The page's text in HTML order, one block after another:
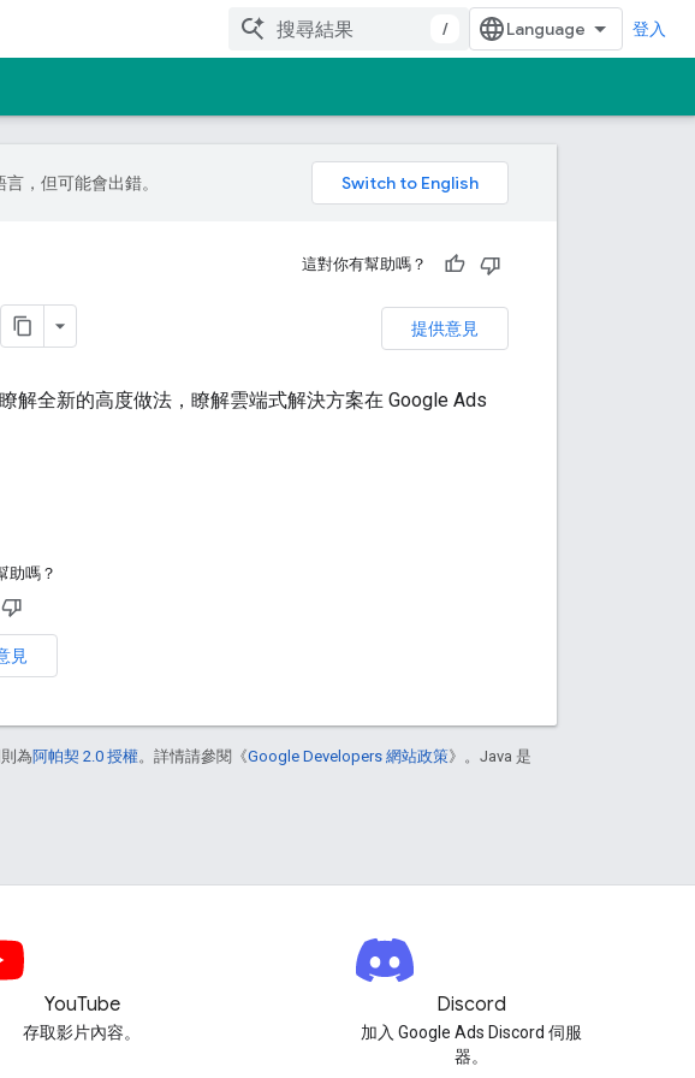
/ 登入
，但可能會出錯。
這對你有幫助嗎？
提供意見
解全新的高度做法，瞭解雲端式解決方案在 Google Ads
助嗎？
見
為阿帕契 2.0 授權。詳情請參閱《Google Developers 網站政策》。Java 是
YouTube
存取影片內容。
Discord
加入 Google Ads Discord 伺服
器。